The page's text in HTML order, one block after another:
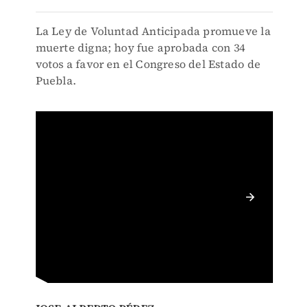
La Ley de Voluntad Anticipada promueve la
muerte digna; hoy fue aprobada con 34
votos a favor en el Congreso del Estado de
Puebla.